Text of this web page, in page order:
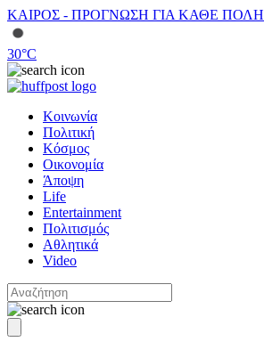
ΚΑΙΡΟΣ - ΠΡΟΓΝΩΣΗ ΓΙΑ ΚΑΘΕ ΠΟΛΗ
30°C
Κοινωνία
Πολιτική
Κόσμος
Οικονομία
Άποψη
Life
Entertainment
Πολιτισμός
Αθλητικά
Video